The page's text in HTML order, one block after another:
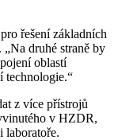
řešení základních
druhé straně by
oblastí
technologie.“
z více přístrojů
v HZDR,
laboratoře.